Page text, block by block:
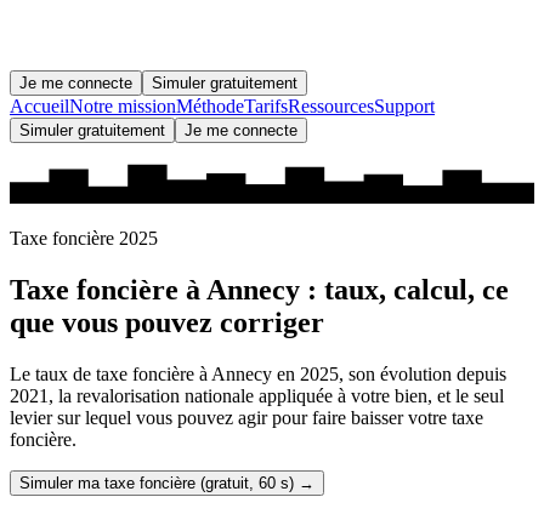
Je me connecte Simuler gratuitement
AccueilNotre missionMéthodeTarifsRessourcesSupport
Simuler gratuitement Je me connecte
Taxe foncière 2025
Taxe foncière àAnnecy : taux, calcul, ce
que vous pouvez corriger
Le taux de taxe foncière à Annecy en 2025, son évolution depuis
2021, la revalorisation nationale appliquée à votre bien, et le seul
levier sur lequel vous pouvez agir pour faire baisser votre taxe
foncière.
Simuler ma taxe foncière (gratuit, 60 s) →